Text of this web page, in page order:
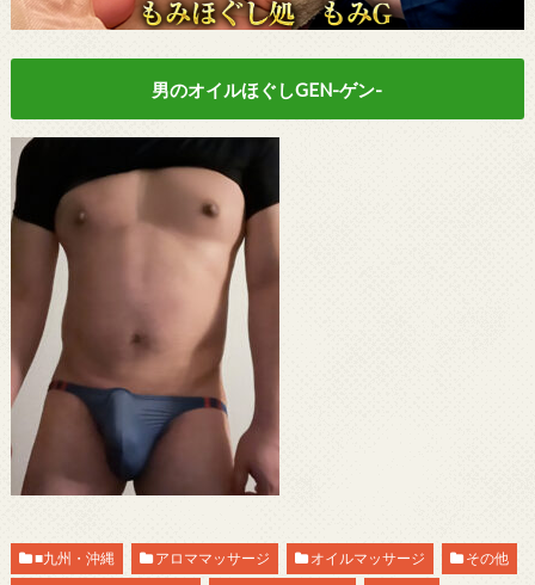
男のオイルほぐしGEN-ゲン-
■九州・沖縄 アロママッサージ オイルマッサージ
その他